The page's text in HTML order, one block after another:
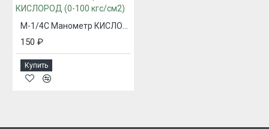
М-1/4С Манометр КИСЛОРОД (0-100 кгс/см2)
150 ₽
Купить